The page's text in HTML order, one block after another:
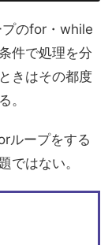
のfor・while
件で処理を分
きはその都度
。
ループをする
ではない。